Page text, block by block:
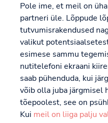
Pole ime, et meil on
partneri üle. Lõppude
tutvumisrakendused
valikut
esimese sammu
nutitelefoni ekraani
saab pühenduda, kui
võib olla juba järgmisel
tõepoolest, see on
Kui meil on liiga palju